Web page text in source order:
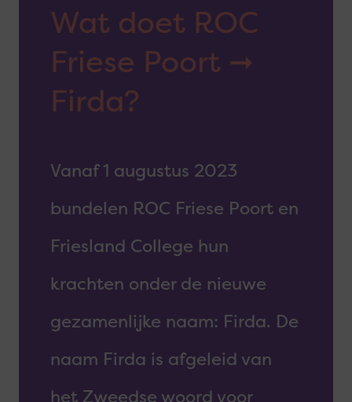
Wat doet ROC
Friese Poort ➞
Firda?
Vanaf 1 augustus 2023
bundelen ROC Friese Poort en
Friesland College hun
krachten onder de nieuwe
gezamenlijke naam: Firda. De
naam Firda is afgeleid van
het Zweedse woord voor